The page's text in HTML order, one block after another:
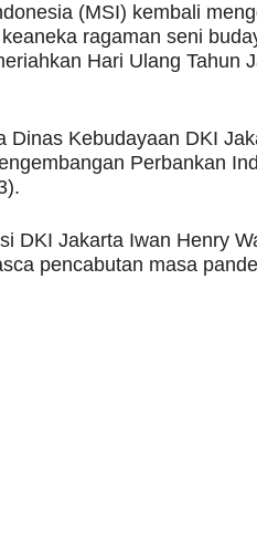
(MSI) kembali
ragaman seni
Hari Ulang Tahun
Dinas Kebudayaan DKI
Perbankan
DKI Jakarta Iwan Henry
pencabutan masa